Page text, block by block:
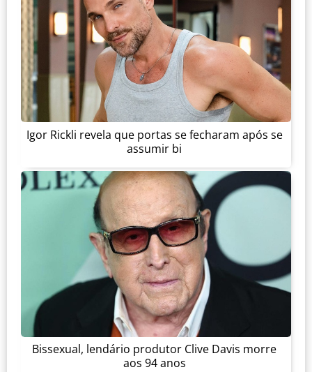
Igor Rickli revela que portas se fecharam após se
assumir bi
Bissexual, lendário produtor Clive Davis morre
aos 94 anos